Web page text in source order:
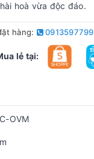
hoà vừa độc đáo.
hàng: 0913597799
lẻ tại:
OVM